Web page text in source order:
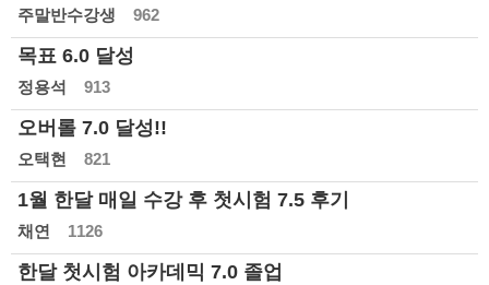
주말반수강생 962
목표 6.0 달성
정용석 913
오버롤 7.0 달성!!
오택현 821
1월 한달 매일 수강 후 첫시험 7.5 후기
채연 1126
한달 첫시험 아카데믹 7.0 졸업